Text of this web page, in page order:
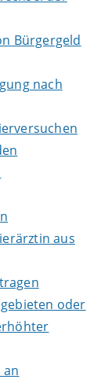
Bürgergeld
nach
aus
oder